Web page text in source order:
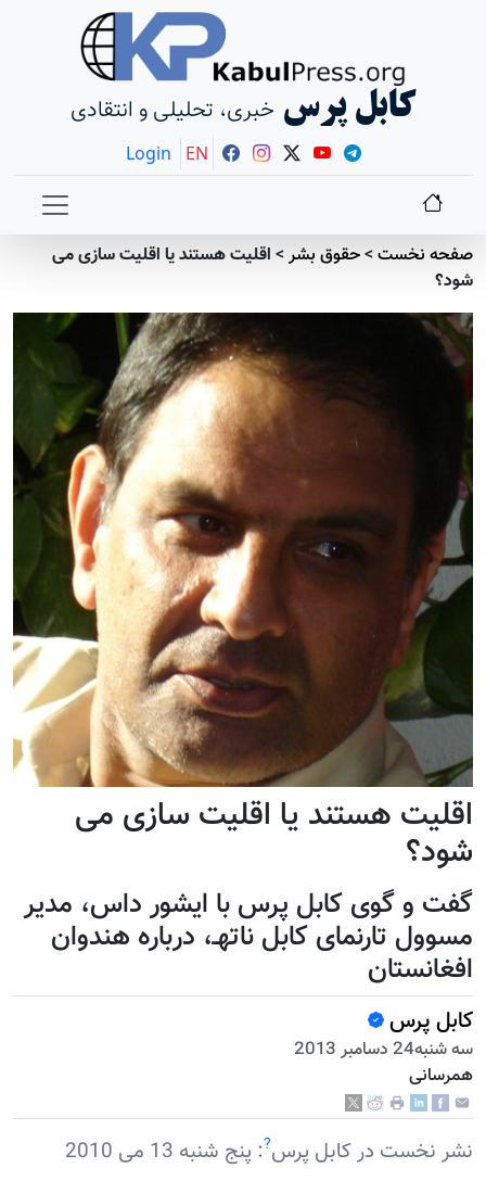
کابل پرس خبری، تحلیلی و انتقادی
Login EN
صفحه نخست>حقوق بشر> اقلیت هستند یا اقلیت سازی می
شود؟
اقلیت هستند یا اقلیت سازی می
شود؟
گفت و گوی کابل پرس با ایشور داس، مدیر
مسوول تارنمای کابل ناتهـ، درباره هندوان
افغانستان
کابل پرس
سه شنبه24 دسامبر 2013
همرسانی
نشر نخست در کابل پرس?: پنج شنبه 13 می 2010